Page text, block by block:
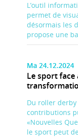
L’outil
permet de
désormais les
propose une
Ma 24.12.2024
Le sport
Du roller
contributions
«Nouvelles
le sport peut